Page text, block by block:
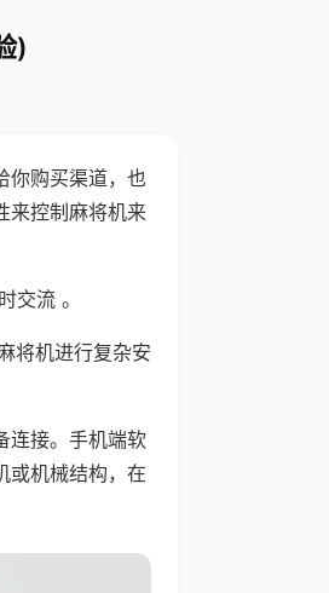
)
你购买渠道，也
来控制麻将机来
交流 。
将机进行复杂安
连接。手机端软
或机械结构，在